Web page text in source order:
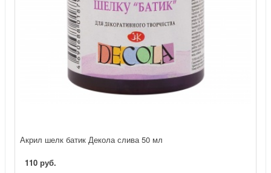
Акрил шелк батик Декола слива 50 мл
110 руб.